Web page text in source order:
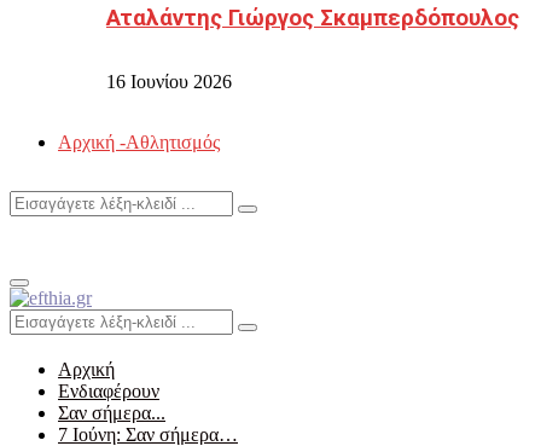
Αταλάντης Γιώργος Σκαμπερδόπουλος
16 Ιουνίου 2026
Αρχική -Αθλητισμός
Search
Search
Primary
Menu
Search
for:
Search
Αρχική
Ενδιαφέρουν
Σαν σήμερα...
7 Ιούνη: Σαν σήμερα…